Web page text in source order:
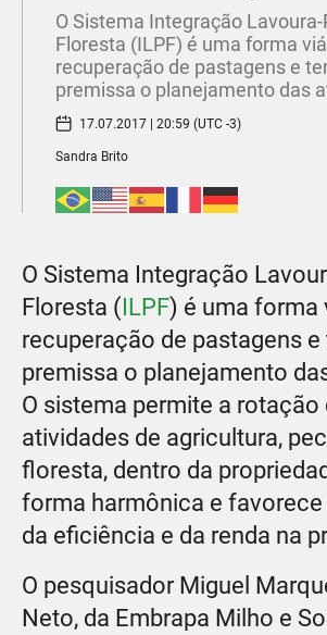
​O Sistema Integração
Floresta (ILPF) é uma forma
recuperação de pastagens e
premissa o planejamento das
17.07.2017 | 20:59 (UTC -3)
Sandra Brito
O Sistema Integração
Floresta (ILPF) é uma forma
recuperação de pastagens
premissa o planejamento
O sistema permite a rotação
atividades de agricultura,
floresta, dentro da
forma harmônica e
da eficiência e da renda na
O pesquisador Miguel
Neto, da Embrapa Milho e